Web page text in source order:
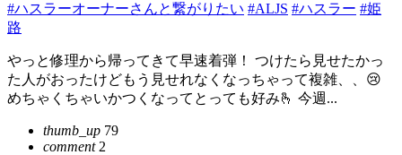
#ハスラーオーナーさんと繋がりたい #ALJS #ハスラー #姫
路
やっと修理から帰ってきて早速着弾！ つけたら見せたかっ
た人がおったけどもう見せれなくなっちゃって複雑、、😢
めちゃくちゃいかつくなってとっても好み🫰 今週...
thumb_up 79
comment2